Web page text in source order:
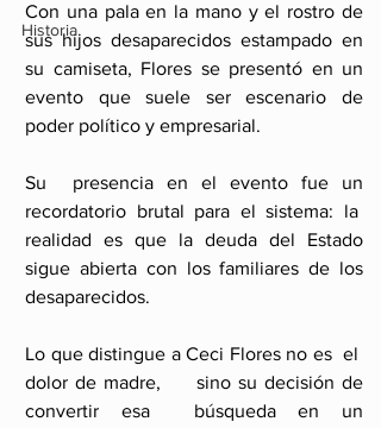
Historia
Con una pala en la mano y el rostro de
sus hijos desaparecidos estampado en
su camiseta, Flores se presentó en un
evento que suele ser escenario de
poder político y empresarial.
Su  presencia en el evento fue un
recordatorio brutal para el sistema: la
realidad es que la deuda del Estado
sigue abierta con los familiares de los
desaparecidos.
Lo que distingue a Ceci Flores no es  el
dolor de madre,     sino su decisión de
convertir esa  búsqueda en un